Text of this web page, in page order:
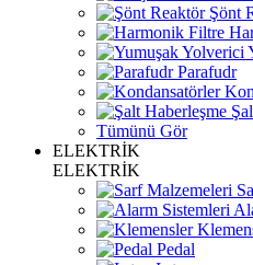
Şönt
Parafudr
Tümünü Gör
ELEKTRİK
ELEKTRİK
Pedal